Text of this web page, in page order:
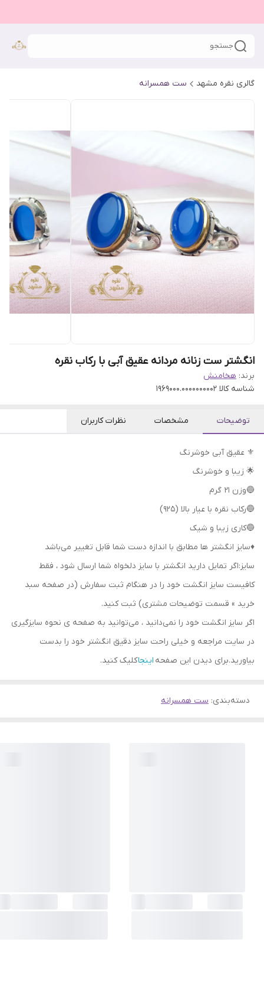
جستجو
گالری نقره مشهد ست همسرانه
انگشتر ست زنانه مردانه عقیق آبی با رکاب نقره
برند: هخامنش
شناسه کالا 1969000.0000000002
توضیحات مشخصات نظرات کاربران
⚜️ عقیق آبی خوشرنگ
🌟 زیبا و خوشرنگ
🔵وزن 21 گرم
🔵رکاب نقره با عیار بالا (۹۲۵)
🔵کاری زیبا و شیک
♦️سایز انگشتر ها مطابق با اندازه دست شما قابل تغییر می‌باشد
سایز:اگر تمایل دارید انگشتر با سایز دلخواه شما ارسال شود ، فقط
کافیست سایز انگشت خود را در هنگام ثبت سفارش (در صفحه سبد
خرید » قسمت توضیحات مشتری) ثبت کنید.
اگر سایز انگشت خود را نمی‌دانید ، می‌توانید به صفحه ی نحوه سایزگیری
در سایت مراجعه و خیلی راحت سایز دقیق انگشتر خود را بدست
بیاورید.برای دیدن این صفحه اینجاکلیک کنید.
دسته‌بندی: ست همسرانه